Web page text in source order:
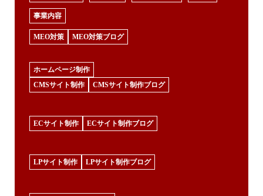
事業内容
MEO対策 MEO対策ブログ
ホームページ制作
CMSサイト制作
CMSサイト制作ブログ
ECサイト制作 ECサイト制作ブログ
LPサイト制作 LPサイト制作ブログ